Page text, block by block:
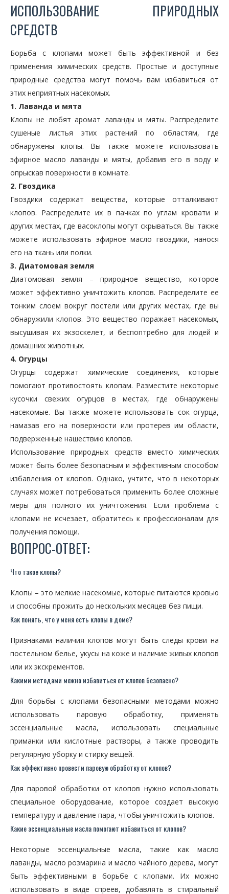
ИСПОЛЬЗОВАНИЕ ПРИРОДНЫХ
СРЕДСТВ
Борьба с клопами может быть эффективной и без
применения химических средств. Простые и доступные
природные средства могут помочь вам избавиться от
этих неприятных насекомых.
1. Лаванда и мята
Клопы не любят аромат лаванды и мяты. Распределите
сушеные листья этих растений по областям, где
обнаружены клопы. Вы также можете использовать
эфирное масло лаванды и мяты, добавив его в воду и
опрыскав поверхности в комнате.
2. Гвоздика
Гвоздики содержат вещества, которые отталкивают
клопов. Распределите их в пачках по углам кровати и
других местах, где васоклопы могут скрываться. Вы также
можете использовать эфирное масло гвоздики, нанося
его на ткань или полки.
3. Диатомовая земля
Диатомовая земля – природное вещество, которое
может эффективно уничтожить клопов. Распределите ее
тонким слоем вокруг постели или других местах, где вы
обнаружили клопов. Это вещество поражает насекомых,
высушивая их экзоскелет, и беспоптребно для людей и
домашних животных.
4. Огурцы
Огурцы содержат химические соединения, которые
помогают противостоять клопам. Разместите некоторые
кусочки свежих огурцов в местах, где обнаружены
насекомые. Вы также можете использовать сок огурца,
намазав его на поверхности или протерев им области,
подверженные нашествию клопов.
Использование природных средств вместо химических
может быть более безопасным и эффективным способом
избавления от клопов. Однако, учтите, что в некоторых
случаях может потребоваться применить более сложные
меры для полного их уничтожения. Если проблема с
клопами не исчезает, обратитесь к профессионалам для
получения помощи.
ВОПРОС-ОТВЕТ:
Что такое клопы?
Клопы – это мелкие насекомые, которые питаются кровью
и способны прожить до нескольких месяцев без пищи.
Как понять, что у меня есть клопы в доме?
Признаками наличия клопов могут быть следы крови на
постельном белье, укусы на коже и наличие живых клопов
или их экскрементов.
Какими методами можно избавиться от клопов безопасно?
Для борьбы с клопами безопасными методами можно
использовать паровую обработку, применять
эссенциальные масла, использовать специальные
приманки или кислотные растворы, а также проводить
регулярную уборку и стирку вещей.
Как эффективно провести паровую обработку от клопов?
Для паровой обработки от клопов нужно использовать
специальное оборудование, которое создает высокую
температуру и давление пара, чтобы уничтожить клопов.
Какие эссенциальные масла помогают избавиться от клопов?
Некоторые эссенциальные масла, такие как масло
лаванды, масло розмарина и масло чайного дерева, могут
быть эффективными в борьбе с клопами. Их можно
использовать в виде спреев, добавлять в стиральный